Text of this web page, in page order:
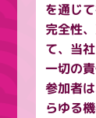
を通じ
完全性
て、当
一切の
参加者
らゆる